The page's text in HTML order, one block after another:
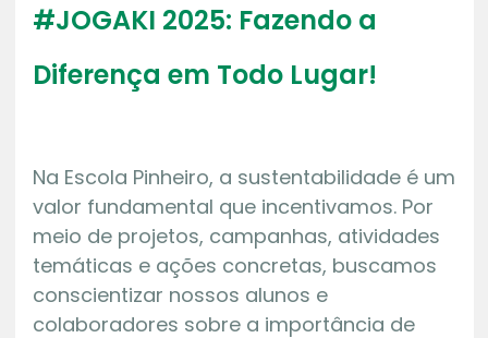
#JOGAKI 2025: Fazendo a
Diferença em Todo Lugar!
Na Escola Pinheiro, a sustentabilidade é um
valor fundamental que incentivamos. Por
meio de projetos, campanhas, atividades
temáticas e ações concretas, buscamos
conscientizar nossos alunos e
colaboradores sobre a importância de